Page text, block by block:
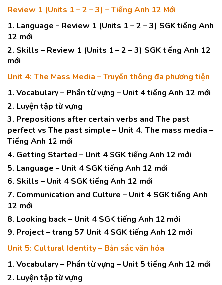
Review 1 (Units 1 – 2 – 3) – Tiếng Anh 12 Mới
1. Language – Review 1 (Units 1 – 2 – 3) SGK tiếng Anh
12 mới
2. Skills – Review 1 (Units 1 – 2 – 3) SGK tiếng Anh 12
mới
Unit 4: The Mass Media – Truyền thông đa phương tiện
1. Vocabulary – Phần từ vựng – Unit 4 tiếng Anh 12 mới
2. Luyện tập từ vựng
3. Prepositions after certain verbs and The past
perfect vs The past simple – Unit 4. The mass media –
Tiếng Anh 12 mới
4. Getting Started – Unit 4 SGK tiếng Anh 12 mới
5. Language – Unit 4 SGK tiếng Anh 12 mới
6. Skills – Unit 4 SGK tiếng Anh 12 mới
7. Communication and Culture – Unit 4 SGK tiếng Anh
12 mới
8. Looking back – Unit 4 SGK tiếng Anh 12 mới
9. Project – trang 57 Unit 4 SGK tiếng Anh 12 mới
Unit 5: Cultural Identity – Bản sắc văn hóa
1. Vocabulary – Phần từ vựng – Unit 5 tiếng Anh 12 mới
2. Luyện tập từ vựng